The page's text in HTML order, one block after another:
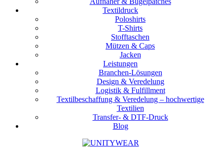
Textildruck
Poloshirts
T-Shirts
Stofftaschen
Mützen & Caps
Jacken
Leistungen
Branchen-Lösungen
Design & Veredelung
Logistik & Fulfillment
Textilbeschaffung & Veredelung – hochwertige
Textilien
Transfer- & DTF-Druck
Blog